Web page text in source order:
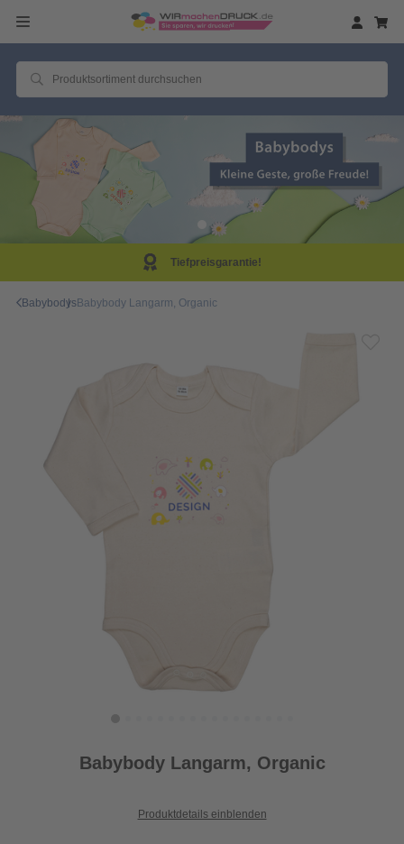
Tiefpreisgarantie!
BabybodysBabybody Langarm, Organic
Babybody Langarm, Organic
Produktdetails einblenden